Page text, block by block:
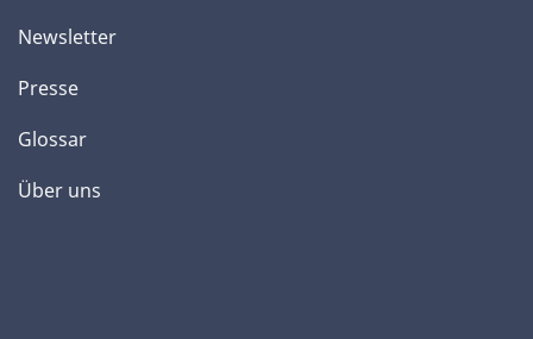
Newsletter
Presse
Glossar
Über uns